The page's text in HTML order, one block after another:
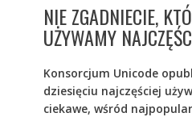
NIE ZGADNIECIE,
UŻYWAMY
Konsorcjum Unicode
dziesięciu najczęściej
ciekawe, wśród